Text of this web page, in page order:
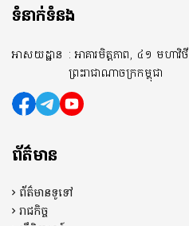
ទំនាក់ទំនង
អាសយដ្ឋាន : អាគារមិត្តភាព, ៤១ មហា
ព្រះរាជាណាចក្រកម្ពុជា
ព័ត៌មាន
ព័ត៌មានទូទៅ
រាជកិច្ច